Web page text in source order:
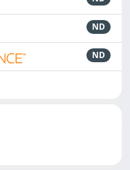
ND
ND